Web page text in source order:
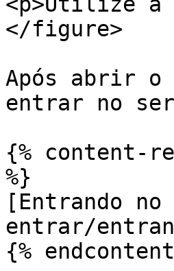
</figure>
Após abrir o
entrar no
{% content-ref
%}
[Entrando
entrar/
{%